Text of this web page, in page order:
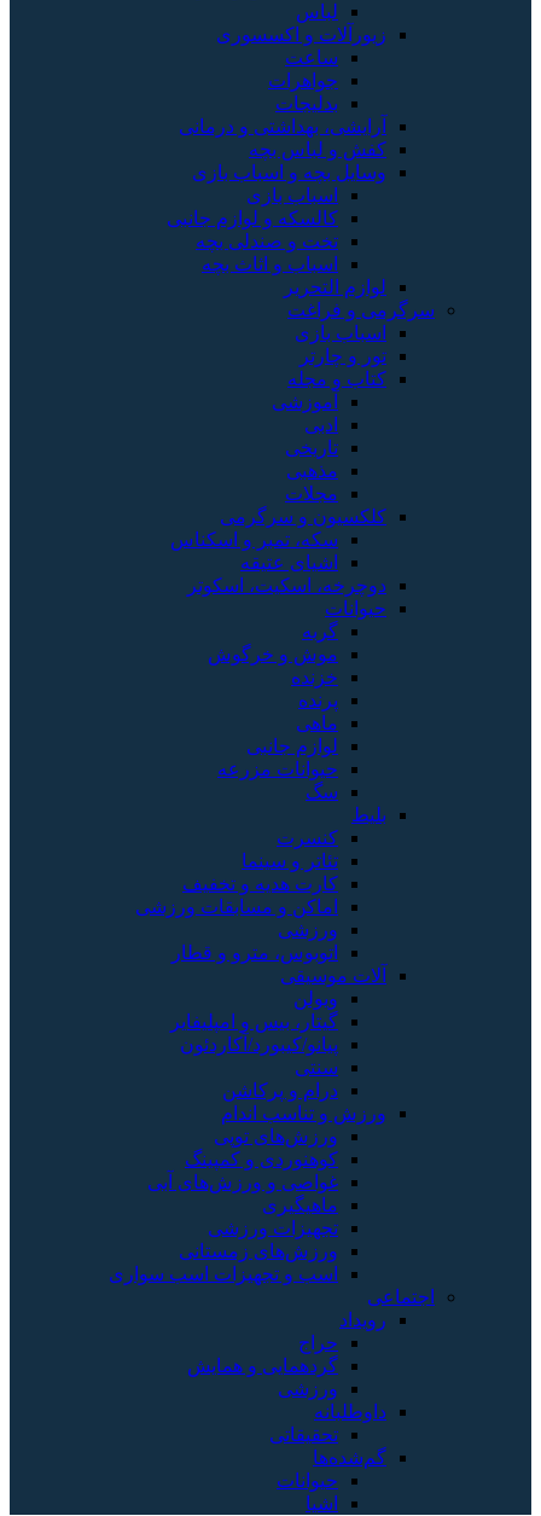
لباس
زیورآلات و اکسسوری
ساعت
جواهرات
بدلیجات
آرایشی، بهداشتی و درمانی
کفش و لباس بچه
وسایل بچه و اسباب بازی
اسباب بازی
کالسکه و لوازم جانبی
تخت و صندلی بچه
اسباب و اثاث بچه
لوازم التحریر
سرگرمی و فراغت
اسباب‌ بازی
تور و چارتر
کتاب و مجله
آموزشی
ادبی
تاریخی
مذهبی
مجلات
کلکسیون و سرگرمی
سکه، تمبر و اسکناس
اشیای عتیقه
دوچرخه، اسکیت، اسکوتر
حیوانات
گربه
موش و خرگوش
خزنده
پرنده
ماهی
لوازم جانبی
حیوانات مزرعه
سگ
بلیط
کنسرت
تئاتر و سینما
کارت هدیه و تخفیف
اماکن و مسابقات ورزشی
ورزشی
اتوبوس، مترو و قطار
آلات موسیقی
ویولن
گیتار، بیس و امپلیفایر
پیانو/کیبورد/آکاردئون
سنتی
درام و پرکاشن
ورزش و تناسب اندام
ورزش‌های توپی
کوهنوردی و کمپینگ
غواصی و ورزش‌های آبی
ماهیگیری
تجهیزات ورزشی
ورزش‌های زمستانی
اسب و تجهیزات اسب سواری
اجتماعی
رویداد
حراج
گردهمایی و همایش
ورزشی
داوطلبانه
تحقیقاتی
گم‌شده‌ها
حیوانات
اشیا